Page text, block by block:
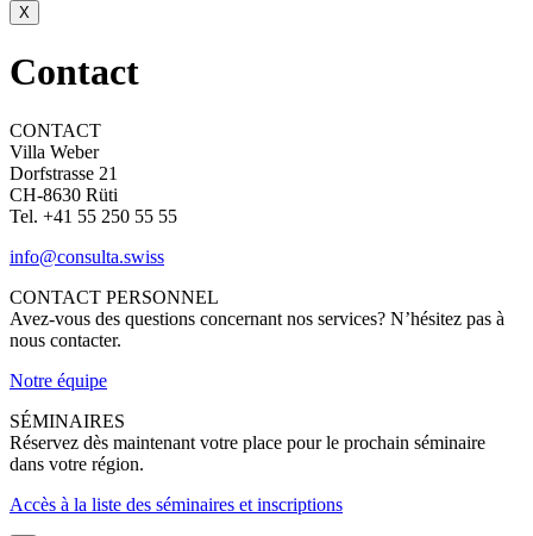
X
Contact
CONTACT
Villa Weber
Dorfstrasse 21
CH-8630 Rüti
Tel. +41 55 250 55 55
info@consulta.swiss
CONTACT PERSONNEL
Avez-vous des questions concernant nos services? N’hésitez pas à
nous contacter.
Notre équipe
SÉMINAIRES
Réservez dès maintenant votre place pour le prochain séminaire
dans votre région.
Accès à la liste des séminaires et inscriptions